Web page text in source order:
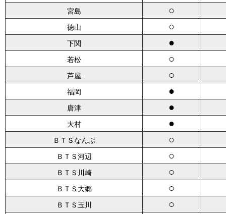
宮島 ○
徳山 ○
下関 ●
若松 ○
芦屋 ○
福岡 ●
唐津 ●
大村 ●
ＢＴＳなんぶ ○
ＢＴＳ河辺 ○
ＢＴＳ川崎 ○
ＢＴＳ大郷 ○
ＢＴＳ玉川 ○